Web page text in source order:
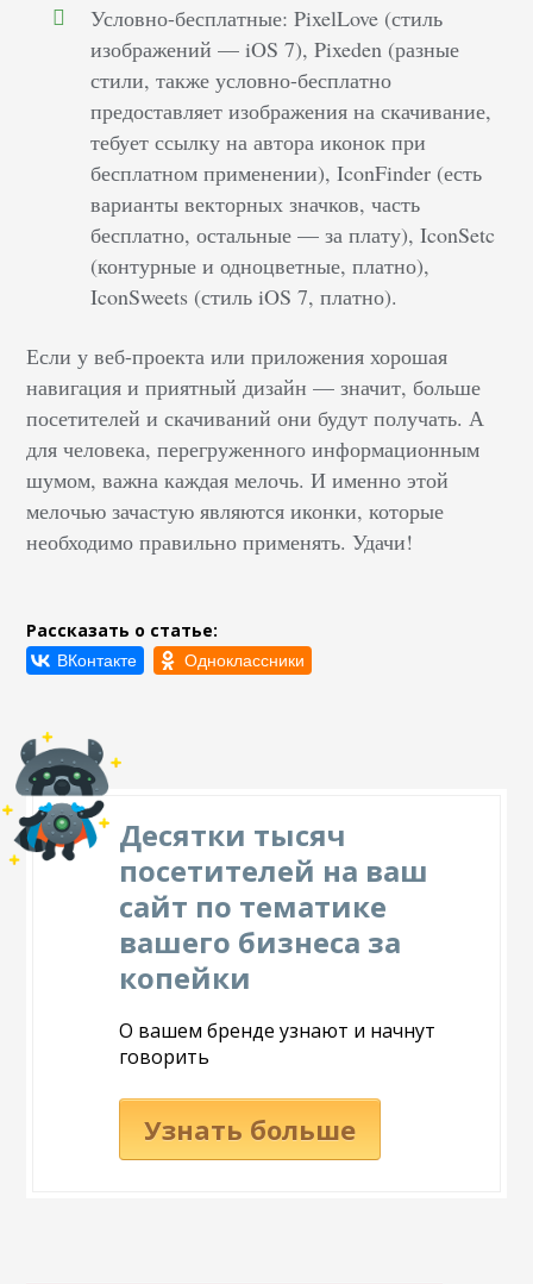
Условно-бесплатные: PixelLove (стиль
изображений — iOS 7), Pixeden (разные
стили, также условно-бесплатно
предоставляет изображения на скачивание,
тебует ссылку на автора иконок при
бесплатном применении), IconFinder (есть
варианты векторных значков, часть
бесплатно, остальные — за плату), IconSetc
(контурные и одноцветные, платно),
IconSweets (стиль iOS 7, платно).
Если у веб-проекта или приложения хорошая
навигация и приятный дизайн — значит, больше
посетителей и скачиваний они будут получать. А
для человека, перегруженного информационным
шумом, важна каждая мелочь. И именно этой
мелочью зачастую являются иконки, которые
необходимо правильно применять. Удачи!
Рассказать о статье:
Десятки тысяч
посетителей на ваш
сайт по тематике
вашего бизнеса за
копейки
О вашем бренде узнают и начнут
говорить
Узнать больше